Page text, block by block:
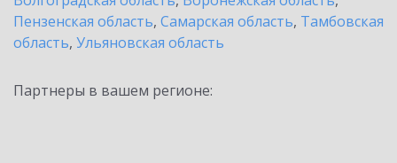
Пензенская область, Самарская область, Тамбовская
область, Ульяновская область
Партнеры в вашем регионе: